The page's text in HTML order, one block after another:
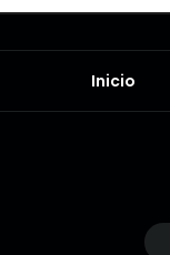
Inicio